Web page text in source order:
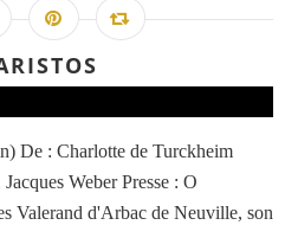
De : Charlotte de Turckheim
Weber Presse : O
Valerand d'Arbac de Neuville, son